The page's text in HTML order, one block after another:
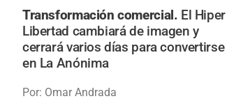
Transformación comercial. El Hiper
Libertad cambiará de imagen y
cerrará varios días para convertirse
en La Anónima
Por: Omar Andrada